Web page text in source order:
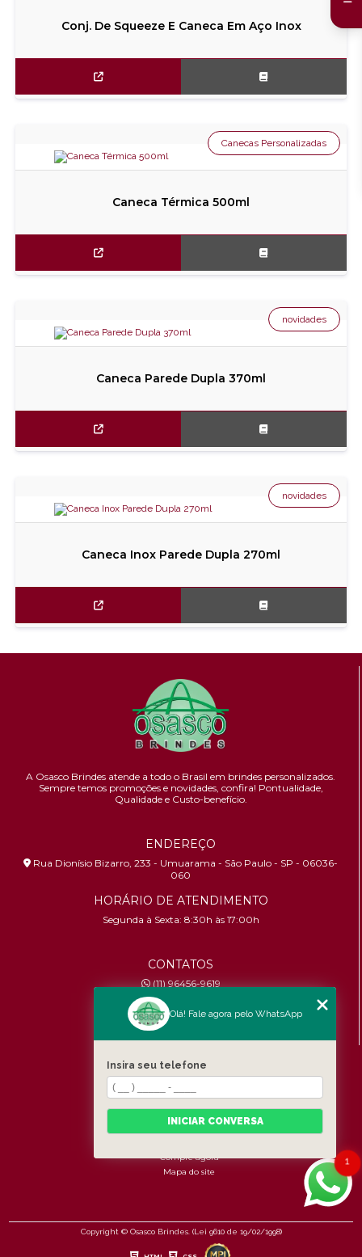
Conj. De Squeeze E Caneca Em Aço Inox
Caneca Térmica 500ml
Canecas Personalizadas
Caneca Parede Dupla 370ml
novidades
Caneca Inox Parede Dupla 270ml
novidades
A Osasco Brindes atende a todo o Brasil em brindes personalizados.
Sempre temos promoções e novidades, confira! Pontualidade,
Qualidade e Custo-benefício.
ENDEREÇO
Rua Dionísio Bizarro, 233 - Umuarama - São Paulo - SP - 06036-
060
HORÁRIO DE ATENDIMENTO
Segunda à Sexta: 8:30h às 17:00h
CONTATOS
(11) 96456-9619
contato@osascobrindes.com.br
CNPJ:26.434.153/0001-30
MENU
Quem somos
Compre agora
Mapa do site
Copyright © Osasco Brindes. (Lei 9610 de 19/02/1998)
1
Olá! Fale agora pelo WhatsApp
Insira seu telefone
INICIAR CONVERSA